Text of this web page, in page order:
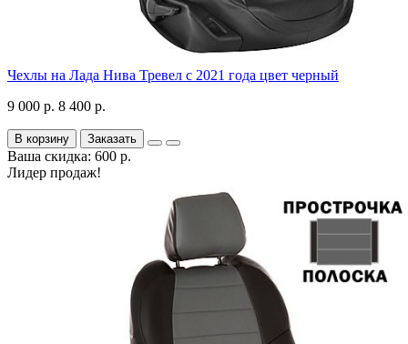
Чехлы на Лада Нива Тревел с 2021 года цвет черный
9 000 р. 8 400 р.
В корзину Заказать
Ваша скидка: 600 р.
Лидер продаж!